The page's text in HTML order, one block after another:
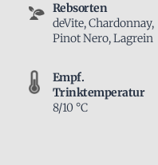
Rebsorten
deVite, Chardonnay,
Pinot Nero, Lagrein
Empf.
Trinktemperatur
8/10 °C